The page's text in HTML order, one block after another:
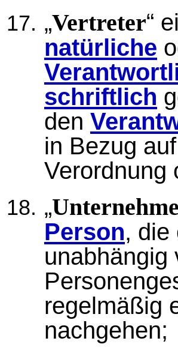
„Vertreter“
natürliche
schriftlich
den
in Bezug
Verordnung
„
Person, die
unabhängig
regelmäßig
nachgehen;